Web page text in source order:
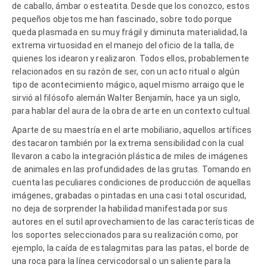
de caballo, ámbar o esteatita. Desde que los conozco, estos
pequeños objetos me han fascinado, sobre todo porque
queda plasmada en su muy frágil y diminuta materialidad, la
extrema virtuosidad en el manejo del oficio de la talla, de
quienes los idearon y realizaron. Todos ellos, probablemente
relacionados en su razón de ser, con un acto ritual o algún
tipo de acontecimiento mágico, aquel mismo arraigo que le
sirvió al filósofo alemán Walter Benjamín, hace ya un siglo,
para hablar del aura de la obra de arte en un contexto cultual.
Aparte de su maestría en el arte mobiliario, aquellos artífices
destacaron también por la extrema sensibilidad con la cual
llevaron a cabo la integración plástica de miles de imágenes
de animales en las profundidades de las grutas. Tomando en
cuenta las peculiares condiciones de producción de aquellas
imágenes, grabadas o pintadas en una casi total oscuridad,
no deja de sorprender la habilidad manifestada por sus
autores en el sutil aprovechamiento de las características de
los soportes seleccionados para su realización como, por
ejemplo, la caída de estalagmitas para las patas, el borde de
una roca para la línea cervicodorsal o un saliente para la